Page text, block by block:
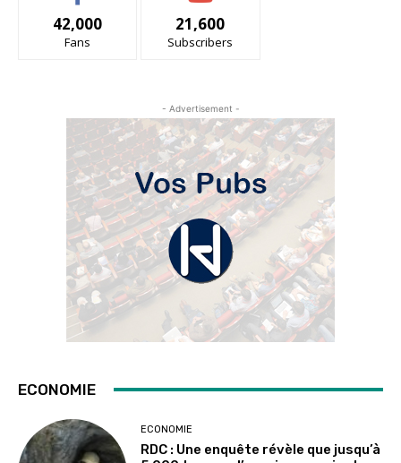
42,000
Fans
21,600
Subscribers
- Advertisement -
ECONOMIE
ECONOMIE
RDC : Une enquête révèle que jusqu’à